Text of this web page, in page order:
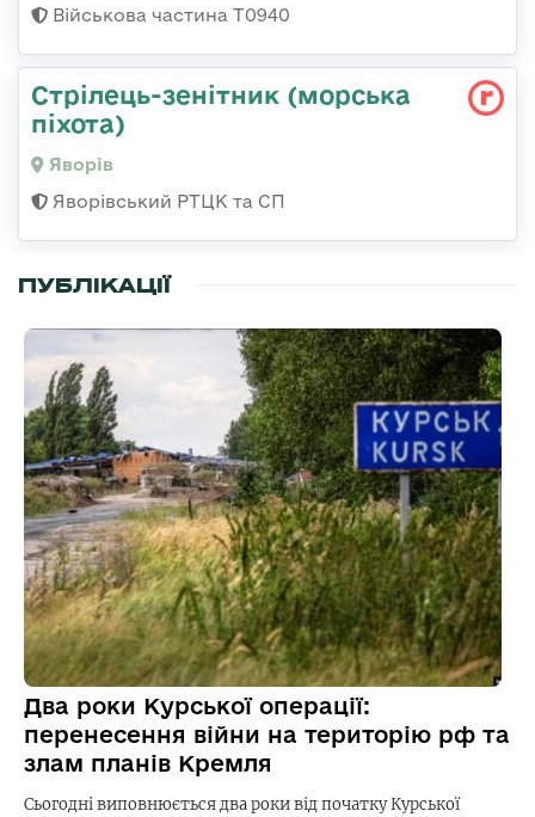
Військова частина Т0940
Стрілець-зенітник (морська
піхота)
Яворів
Яворівський РТЦК та СП
ПУБЛІКАЦІЇ
Два роки Курської операції:
перенесення війни на територію рф та
злам планів Кремля
Сьогодні виповнюється два роки від початку Курської